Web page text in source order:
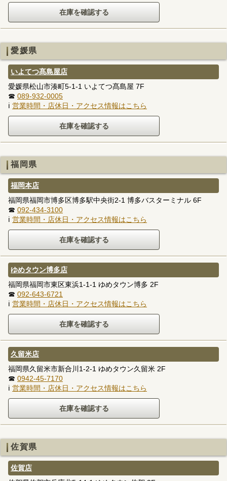
愛媛県
いよてつ髙島屋店
愛媛県松山市湊町5-1-1 いよてつ髙島屋 7F
☎ 089-932-0005
ℹ 営業時間・店休日・アクセス情報はこちら
福岡県
福岡本店
福岡県福岡市博多区博多駅中央街2-1 博多バスターミナル 6F
☎ 092-434-3100
ℹ 営業時間・店休日・アクセス情報はこちら
ゆめタウン博多店
福岡県福岡市東区東浜1-1-1 ゆめタウン博多 2F
☎ 092-643-6721
ℹ 営業時間・店休日・アクセス情報はこちら
久留米店
福岡県久留米市新合川1-2-1 ゆめタウン久留米 2F
☎ 0942-45-7170
ℹ 営業時間・店休日・アクセス情報はこちら
佐賀県
佐賀店